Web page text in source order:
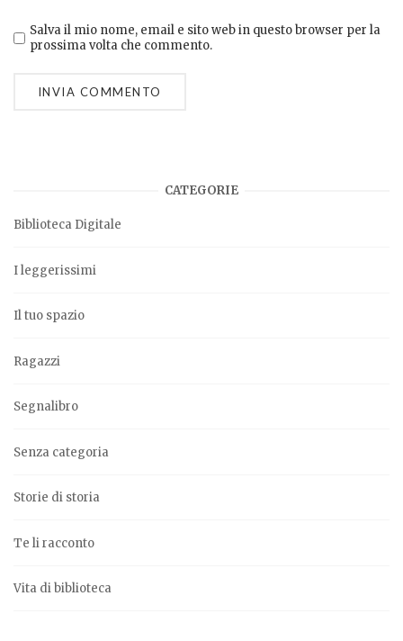
Salva il mio nome, email e sito web in questo browser per la
prossima volta che commento.
CATEGORIE
Biblioteca Digitale
I leggerissimi
Il tuo spazio
Ragazzi
Segnalibro
Senza categoria
Storie di storia
Te li racconto
Vita di biblioteca